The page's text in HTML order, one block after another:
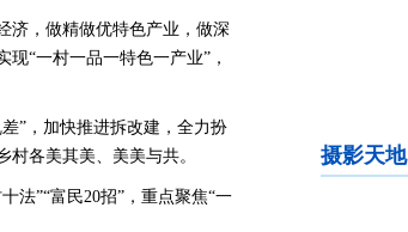
济，做精做优特色产业，做深
“一村一品一特色一产业”，
”，加快推进拆改建，全力扮
各美其美、美美与共。
法”“富民20招”，重点聚焦“一
摄影天地